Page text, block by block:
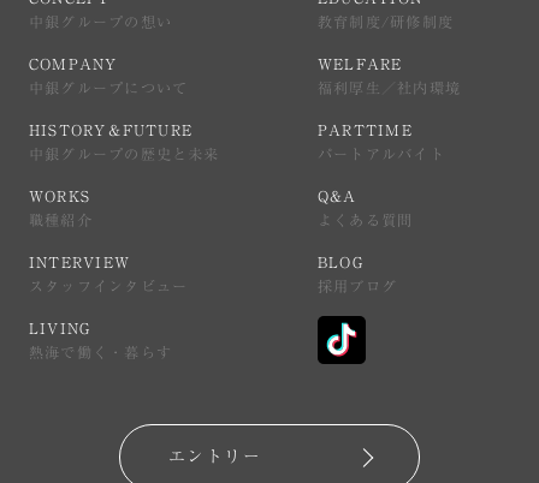
中銀グループの想い
教育制度/研修制度
COMPANY
中銀グループについて
WELFARE
福利厚生／社内環境
HISTORY＆FUTURE
中銀グループの歴史と未来
PARTTIME
パートアルバイト
WORKS
職種紹介
Q&A
よくある質問
INTERVIEW
スタッフインタビュー
BLOG
採用ブログ
LIVING
熱海で働く・暮らす
エントリー